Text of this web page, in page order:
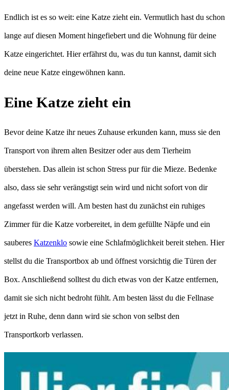
Endlich ist es so weit: eine Katze zieht ein. Vermutlich hast du schon
lange auf diesen Moment hingefiebert und die Wohnung für deine
Katze eingerichtet. Hier erfährst du, was du tun kannst, damit sich
deine neue Katze eingewöhnen kann.
Eine Katze zieht ein
Bevor deine Katze ihr neues Zuhause erkunden kann, muss sie den
Transport von ihrem alten Besitzer oder aus dem Tierheim
überstehen. Das allein ist schon Stress pur für die Mieze. Bedenke
also, dass sie sehr verängstigt sein wird und nicht sofort von dir
angefasst werden will. Am besten hast du zunächst ein ruhiges
Zimmer für die Katze vorbereitet, in dem gefüllte Näpfe und ein
sauberes Katzenklo sowie eine Schlafmöglichkeit bereit stehen. Hier
stellst du die Transportbox ab und öffnest vorsichtig die Türen der
Box. Anschließend solltest du dich etwas von der Katze entfernen,
damit sie sich nicht bedroht fühlt. Am besten lässt du die Fellnase
jetzt in Ruhe, denn dann wird sie schon von selbst den
Transportkorb verlassen.